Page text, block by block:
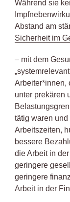
Während sie
Abstand am
Sicherheit im
– mit dem
Arbeiter*innen,
unter prekären
tätig waren
Arbeitszeiten,
bessere
die Arbeit in
geringere
geringere
Arbeit in der